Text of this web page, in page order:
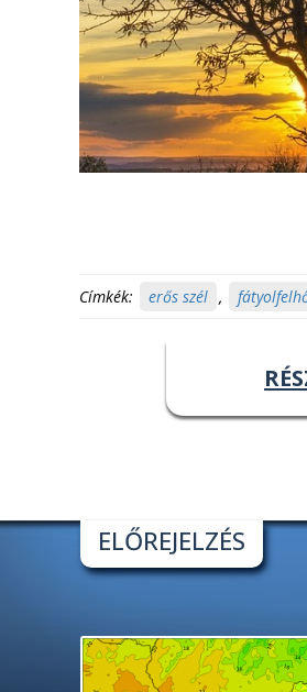
Címkék: erős szél ,
ELŐREJELZÉS